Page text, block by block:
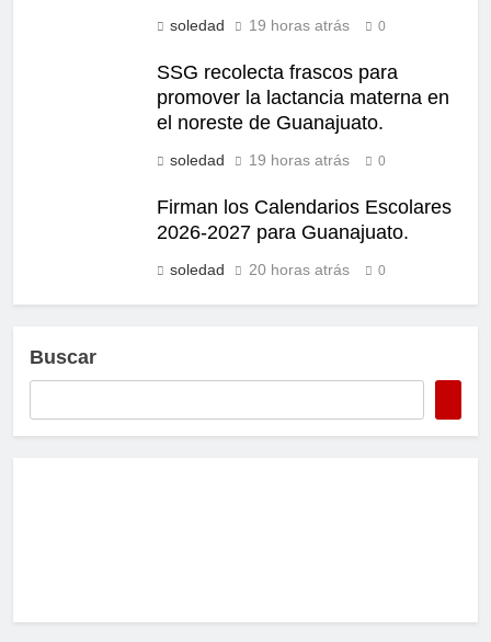
soledad 19 horas atrás 0
SSG recolecta frascos para
promover la lactancia materna en
el noreste de Guanajuato.
soledad 19 horas atrás 0
Firman los Calendarios Escolares
2026-2027 para Guanajuato.
soledad 20 horas atrás 0
Buscar